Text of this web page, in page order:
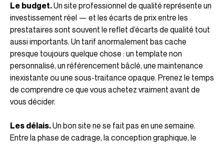
Le budget.Un site professionnel de qualité représente un
investissement réel — et les écarts de prix entre les
prestataires sont souvent le reflet d’écarts de qualité tout
aussi importants. Un tarif anormalement bas cache
presque toujours quelque chose : un template non
personnalisé, un référencement bâclé, une maintenance
inexistante ou une sous-traitance opaque. Prenez le temps
de comprendre ce que vous achetez vraiment avant de
vous décider.
Les délais.Un bon site ne se fait pas en une semaine.
Entre la phase de cadrage, la conception graphique, le